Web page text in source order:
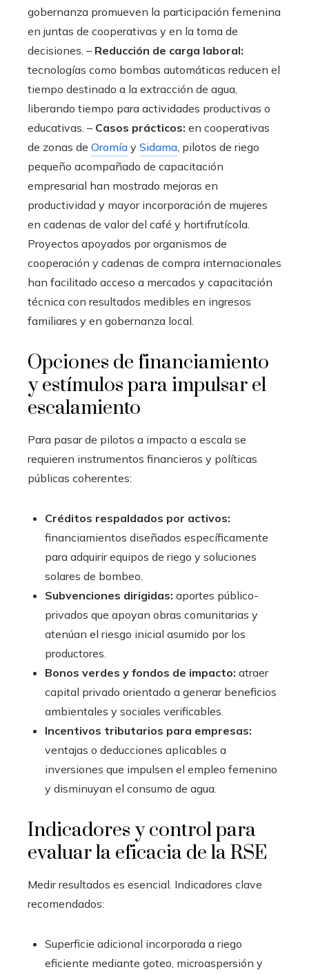
gobernanza promueven la participación femenina
en juntas de cooperativas y en la toma de
decisiones. – Reducción de carga laboral:
tecnologías como bombas automáticas reducen el
tiempo destinado a la extracción de agua,
liberando tiempo para actividades productivas o
educativas. – Casos prácticos: en cooperativas
de zonas de Oromía y Sidama , pilotos de riego
pequeño acompañado de capacitación
empresarial han mostrado mejoras en
productividad y mayor incorporación de mujeres
en cadenas de valor del café y hortifrutícola.
Proyectos apoyados por organismos de
cooperación y cadenas de compra internacionales
han facilitado acceso a mercados y capacitación
técnica con resultados medibles en ingresos
familiares y en gobernanza local.
Opciones de financiamiento
y estímulos para impulsar el
escalamiento
Para pasar de pilotos a impacto a escala se
requieren instrumentos financieros y políticas
públicas coherentes:
Créditos respaldados por activos:
financiamientos diseñados específicamente
para adquirir equipos de riego y soluciones
solares de bombeo.
Subvenciones dirigidas: aportes público-
privados que apoyan obras comunitarias y
atenúan el riesgo inicial asumido por los
productores.
Bonos verdes y fondos de impacto: atraer
capital privado orientado a generar beneficios
ambientales y sociales verificables.
Incentivos tributarios para empresas:
ventajas o deducciones aplicables a
inversiones que impulsen el empleo femenino
y disminuyan el consumo de agua.
Indicadores y control para
evaluar la eficacia de la RSE
Medir resultados es esencial. Indicadores clave
recomendados:
Superficie adicional incorporada a riego
eficiente mediante goteo, microaspersión y